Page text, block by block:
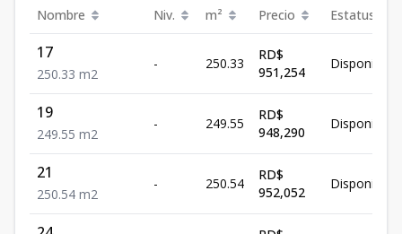
Nombre Niv. m² Precio Estatus
17
250.33 m2
- 250.33
RD$
951,254
Disponible
19
249.55 m2
- 249.55
RD$
948,290
Disponible
21
250.54 m2
- 250.54
RD$
952,052
Disponible